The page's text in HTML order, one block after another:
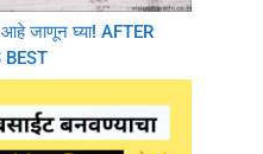
आहे जाणून घ्या! AFTER
BEST